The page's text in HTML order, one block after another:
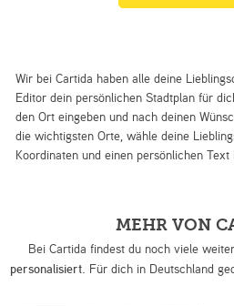
Wir bei Cartida haben alle deine
Editor dein persönlichen Stadtplan für
den Ort eingeben und nach deinen
die wichtigsten Orte, wähle deine
Koordinaten und einen persönlichen Text
MEHR VON
Bei Cartida findest du noch viele
personalisiert. Für dich in Deutschland